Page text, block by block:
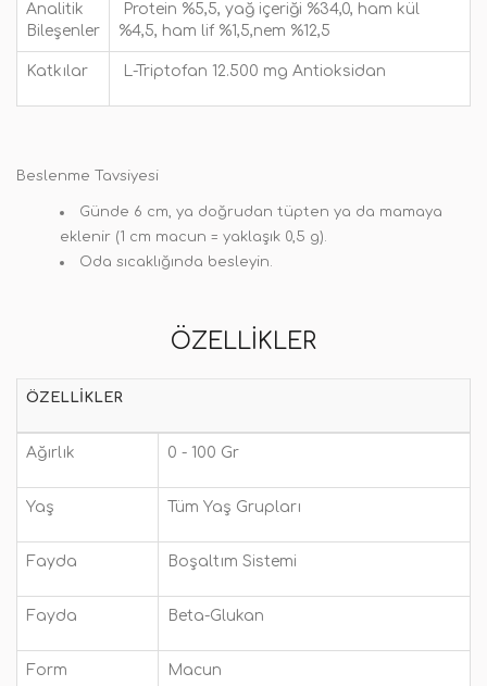
Analitik
Bileşenler
Protein %5,5, yağ içeriği %34,0, ham kül
%4,5, ham lif %1,5,nem %12,5
Katkılar L-Triptofan 12.500 mg Antioksidan
Beslenme Tavsiyesi
Günde 6 cm, ya doğrudan tüpten ya da mamaya
eklenir (1 cm macun = yaklaşık 0,5 g).
Oda sıcaklığında besleyin.
ÖZELLIKLER
ÖZELLIKLER
Ağırlık 0 - 100 Gr
Yaş Tüm Yaş Grupları
Fayda Boşaltım Sistemi
Fayda Beta-Glukan
Form Macun